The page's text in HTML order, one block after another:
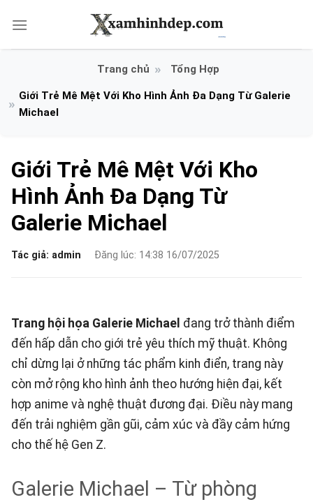
qua
Tổng Hợp
Giới Trẻ Mê Mệt Với Kho Hình Ảnh Đa Dạng Từ Galerie
Michael
Giới Trẻ Mê Mệt Với Kho
Hình Ảnh Đa Dạng Từ
Galerie Michael
Tác giả: admin Đăng lúc: 14:38 16/07/2025
Trang hội họa Galerie Michael đang trở thành điểm
đến hấp dẫn cho giới trẻ yêu thích mỹ thuật. Không
chỉ dừng lại ở những tác phẩm kinh điển, trang này
còn mở rộng kho hình ảnh theo hướng hiện đại, kết
hợp anime và nghệ thuật đương đại. Điều này mang
đến trải nghiệm gần gũi, cảm xúc và đầy cảm hứng
cho thế hệ Gen Z.
Galerie Michael – Từ phòng